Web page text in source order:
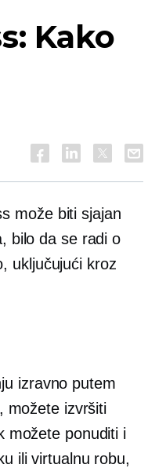
Kako
može biti sjajan
bilo da se radi o
uključujući kroz
izravno putem
možete izvršiti
možete ponuditi i
ili virtualnu robu,